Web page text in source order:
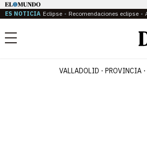
ES NOTICIA Eclipse Recomendaciones eclipse
Menú
VALLADOLID PROVINCIA